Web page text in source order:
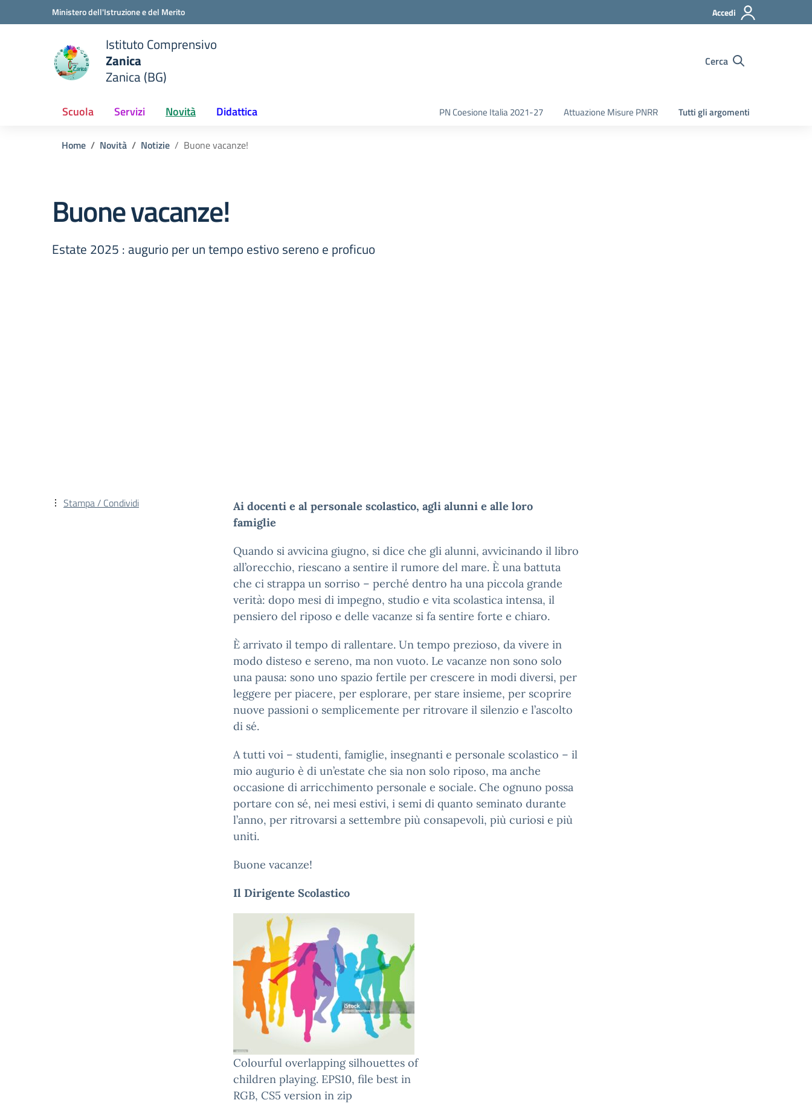
Vai ai contenuti
Vai al menu di navigazioneMinistero dell'Istruzione e del Merito Accedi
scuola
Istituto Comprensivo
Zanica
Zanica (BG)
Cerca
Scuola Servizi Novità Didattica PN Coesione Italia 2021-27 Attuazione Misure PNRR Tutti gli argomenti
Home Novità Notizie Buone vacanze!
Buone vacanze!
Estate 2025 : augurio per un tempo estivo sereno e proficuo
Ai docenti e al personale scolastico, agli alunni e alle loro
famiglie
Quando si avvicina giugno, si dice che gli alunni, avvicinando il libro
all’orecchio, riescano a sentire il rumore del mare. È una battuta
che ci strappa un sorriso – perché dentro ha una piccola grande
verità: dopo mesi di impegno, studio e vita scolastica intensa, il
pensiero del riposo e delle vacanze si fa sentire forte e chiaro.
È arrivato il tempo di rallentare. Un tempo prezioso, da vivere in
modo disteso e sereno, ma non vuoto. Le vacanze non sono solo
una pausa: sono uno spazio fertile per crescere in modi diversi, per
leggere per piacere, per esplorare, per stare insieme, per scoprire
nuove passioni o semplicemente per ritrovare il silenzio e l’ascolto
di sé.
A tutti voi – studenti, famiglie, insegnanti e personale scolastico – il
mio augurio è di un’estate che sia non solo riposo, ma anche
occasione di arricchimento personale e sociale. Che ognuno possa
portare con sé, nei mesi estivi, i semi di quanto seminato durante
l’anno, per ritrovarsi a settembre più consapevoli, più curiosi e più
uniti.
Buone vacanze!
Il Dirigente Scolastico
Colourful overlapping silhouettes of
children playing. EPS10, file best in
RGB, CS5 version in zip
Stampa / Condividi